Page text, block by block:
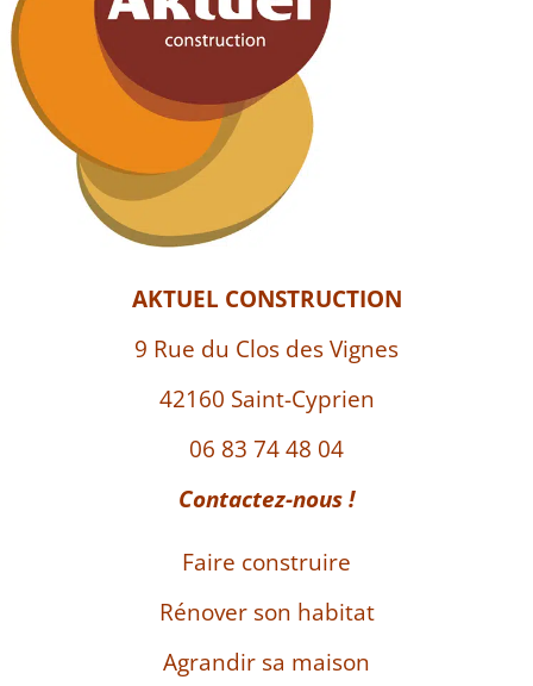
AKTUEL CONSTRUCTION
9 Rue du Clos des Vignes
42160 Saint-Cyprien
06 83 74 48 04
Contactez-nous !
Faire construire
Rénover son habitat
Agrandir sa maison